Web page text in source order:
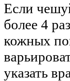
Если
более 4
кожных
указать